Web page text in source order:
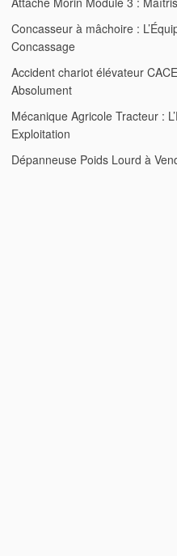
Concasseur à mâchoire :
Concassage
Accident chariot élévateur
Absolument
Mécanique Agricole Tracteur :
Exploitation
Dépanneuse Poids Lourd à